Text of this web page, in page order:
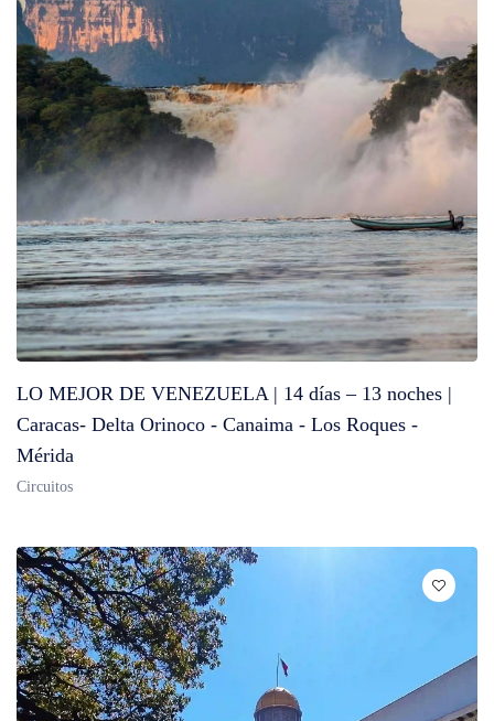
LO MEJOR DE VENEZUELA | 14 días – 13 noches |
Caracas- Delta Orinoco - Canaima - Los Roques -
Mérida
Circuitos